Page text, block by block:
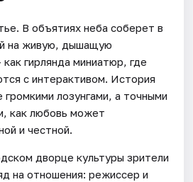
В объятиях неба соберет в
на живую, дышащую
гирлянда миниатюр, где
с интерактивом. История
лозунгами, а точными
как любовь может
и честной.
дворце культуры зрители
на отношения: режиссер и